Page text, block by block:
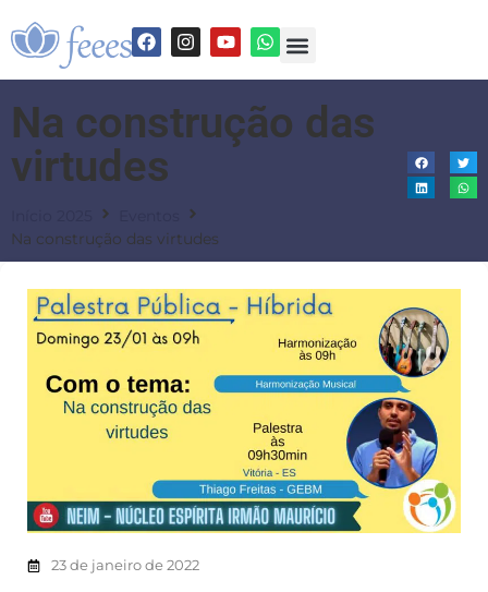
Na construção das
virtudes
Na construção das virtudes
23 de janeiro de 2022